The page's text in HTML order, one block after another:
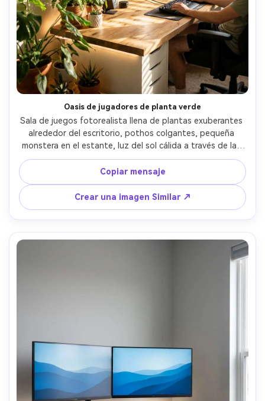
Oasis de jugadores de planta verde
Sala de juegos fotorealista llena de plantas exuberantes
alrededor del escritorio, pothos colgantes, pequeña
monstera en el estante, luz del sol cálida a través de las
persianas, escritorio de madera natural, suaves acentos
LED blancos cálidos, calma vibe biófilo, disparado en
Canon R5, lente de 35 mm, f/2.0, interior de luz natural,
detalle realista de hojas, bokeh suave- -ar 4:5
Copiar mensaje
Crear una imagen Similar ↗